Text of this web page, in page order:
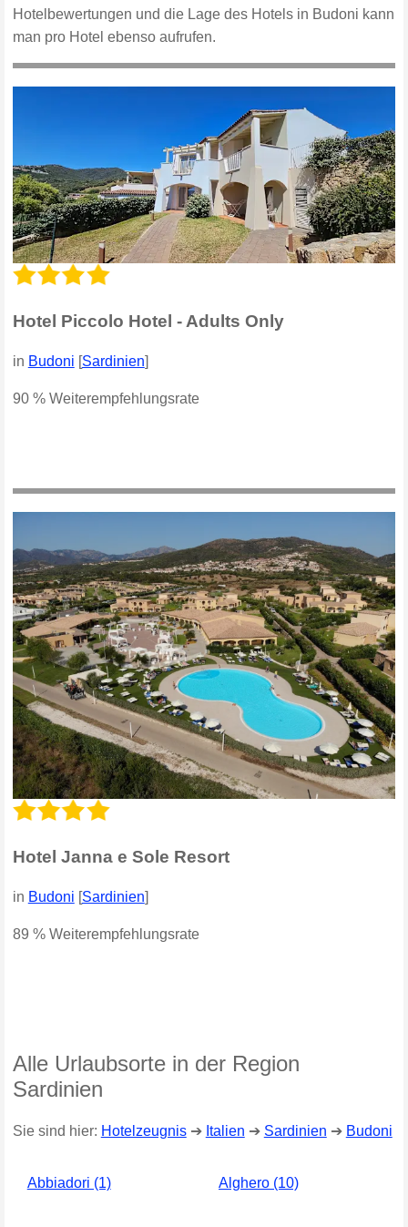
Hotelbewertungen und die Lage des Hotels in Budoni kann
man pro Hotel ebenso aufrufen.
Hotel Piccolo Hotel - Adults Only
in Budoni [Sardinien]
90 % Weiterempfehlungsrate
Hotel Janna e Sole Resort
in Budoni [Sardinien]
89 % Weiterempfehlungsrate
Alle Urlaubsorte in der Region
Sardinien
Sie sind hier: Hotelzeugnis➔ Italien ➔ Sardinien ➔ Budoni
Abbiadori (1) Alghero (10)